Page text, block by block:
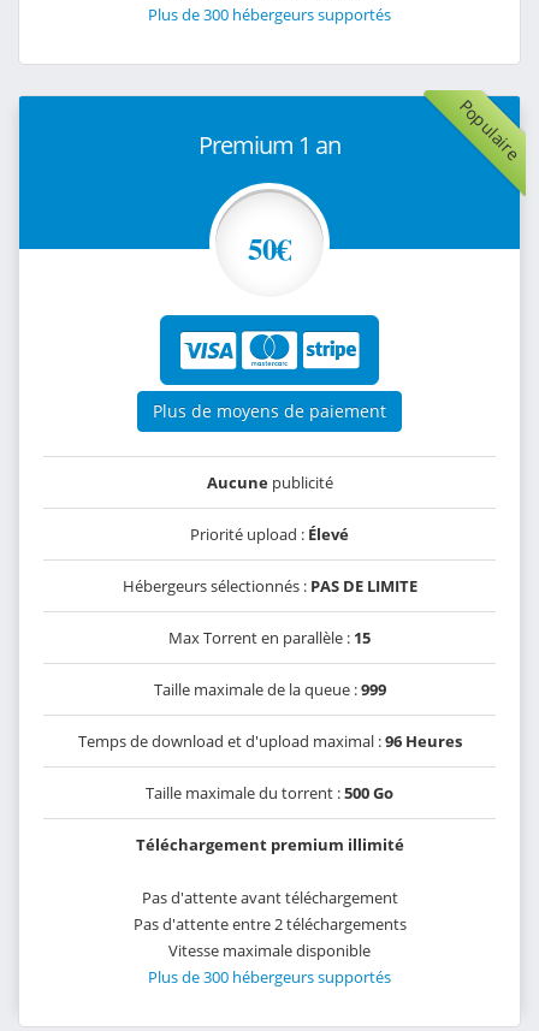
Plus de 300 hébergeurs supportés
Populaire
Premium 1 an
50€
Plus de moyens de paiement
Aucunepublicité
Priorité upload : Élevé
Hébergeurs sélectionnés : PAS DE LIMITE
Max Torrent en parallèle : 15
Taille maximale de la queue :999
Temps de download et d'upload maximal :96 Heures
Taille maximale du torrent :500 Go
Téléchargement premium illimité
Pas d'attente avant téléchargement
Pas d'attente entre 2 téléchargements
Vitesse maximale disponible
Plus de 300 hébergeurs supportés